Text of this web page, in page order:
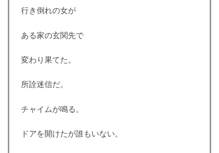
行き倒れの女が
ある家の玄関先で
変わり果てた。
所詮迷信だ。
チャイムが鳴る。
ドアを開けたが誰もいない。